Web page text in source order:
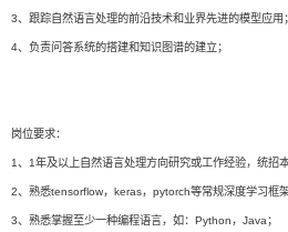
3、跟踪自然语言处理的前沿技术和业界先进的模型应用；
4、负责问答系统的搭建和知识图谱的建立；
岗位要求：
1、1年及以上自然语言处理方向研究或工作经验，统招
2、熟悉tensorflow，keras，pytorch等常规深度学习框
3、熟悉掌握至少一种编程语言，如：Python，Java；